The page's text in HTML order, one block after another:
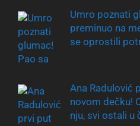
Umro poznati
preminuo na
se oprostili
Ana Radulović
novom dečku!
nju, svi ostali u